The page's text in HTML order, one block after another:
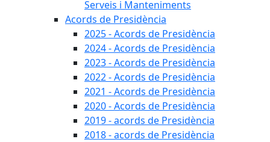
Serveis i Manteniments
Acords de Presidència
2025 - Acords de Presidència
2024 - Acords de Presidència
2023 - Acords de Presidència
2022 - Acords de Presidència
2021 - Acords de Presidència
2020 - Acords de Presidència
2019 - acords de Presidència
2018 - acords de Presidència